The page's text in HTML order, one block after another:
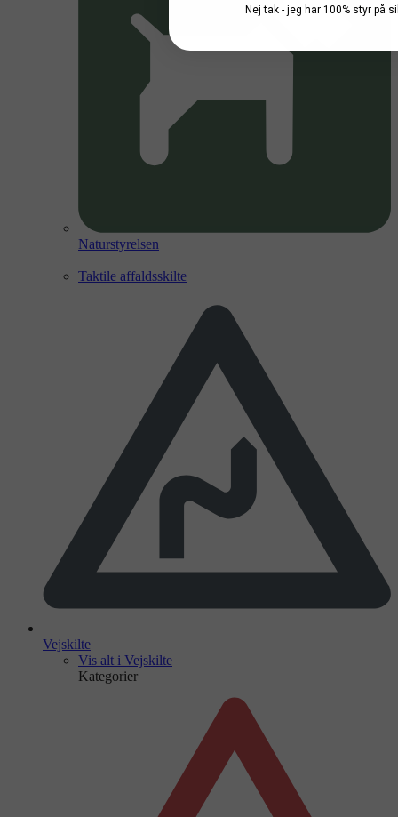
Naturstyrelsen
Taktile affaldsskilte
Vejskilte
Vis alt i Vejskilte
Kategorier
Nej tak - jeg har 100% styr på